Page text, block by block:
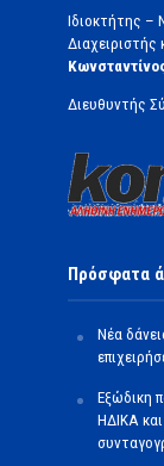
Ιδιοκτήτης –
Διευθυντής
Πρόσφατα
Νέα
Εξώδικη
ΗΔΙΚΑ